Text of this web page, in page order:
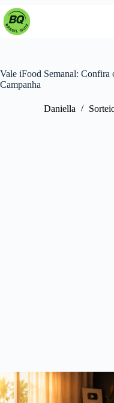
Pular
para
Vale iFood Semanal: Confira
Campanha
Daniella